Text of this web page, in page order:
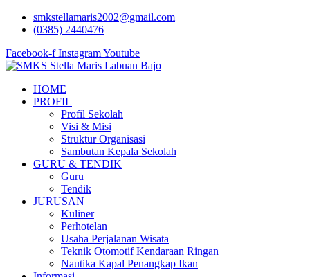
Lewatismkstellamaris2002@gmail.com
(0385) 2440476
Facebook-f InstagramYoutube
HOME
PROFIL
Profil Sekolah
Visi & Misi
Struktur Organisasi
Sambutan Kepala Sekolah
GURU & TENDIK
Guru
Tendik
JURUSAN
Kuliner
Perhotelan
Usaha Perjalanan Wisata
Teknik Otomotif Kendaraan Ringan
Nautika Kapal Penangkap Ikan